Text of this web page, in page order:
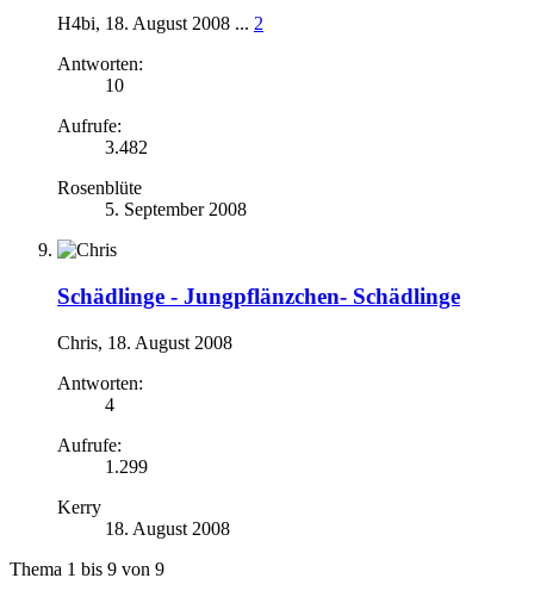
H4bi, 18. August 2008 ... 2
Antworten:
10
Aufrufe:
3.482
Rosenblüte
5. September 2008
Schädlinge - Jungpflänzchen- Schädlinge
Chris, 18. August 2008
Antworten:
4
Aufrufe:
1.299
Kerry
18. August 2008
Thema 1 bis 9 von 9